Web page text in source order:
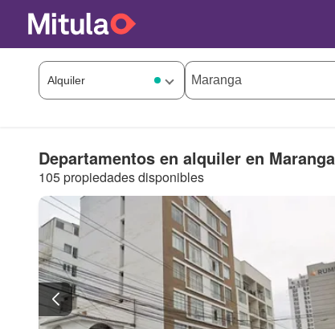
Departamentos en alquiler en Maranga
105 propiedades disponibles